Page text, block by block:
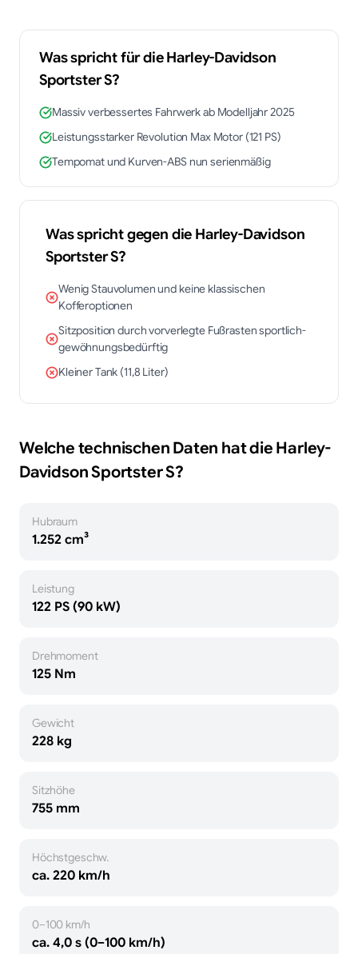
Was spricht für dieHarley-Davidson
Sportster S?
Massiv verbessertes Fahrwerk ab Modelljahr 2025
Leistungsstarker Revolution Max Motor (121 PS)
Tempomat und Kurven-ABS nun serienmäßig
Was spricht gegen dieHarley-Davidson
Sportster S?
Wenig Stauvolumen und keine klassischen
Kofferoptionen
Sitzposition durch vorverlegte Fußrasten sportlich-
gewöhnungsbedürftig
Kleiner Tank (11,8 Liter)
Welche technischen Daten hat dieHarley-
DavidsonSportster S?
Hubraum
1.252 cm³
Leistung
122 PS (90 kW)
Drehmoment
125 Nm
Gewicht
228 kg
Sitzhöhe
755 mm
Höchstgeschw.
ca. 220 km/h
0–100 km/h
ca. 4,0 s (0–100 km/h)